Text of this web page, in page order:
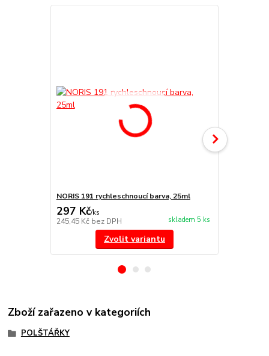
NORIS 191 rychleschnoucí barva, 25ml
297 Kč/ks
245,45 Kč bez DPH skladem 5 ks
Zvolit variantu
Zboží zařazeno v kategoriích
POLŠTÁŘKY